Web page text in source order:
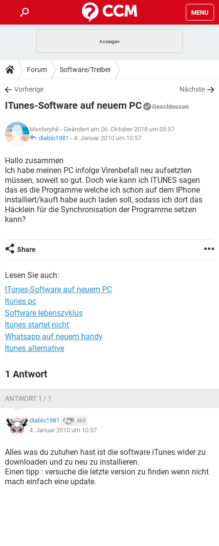
MENU
ANDROID IOS
WINDOWS 10
WHATSAPP TIKTOK
FACEBOOK
TIPPS & TRICKS
SPIELE
WHATSAPP TIKTOK
DOWNLOADS
SPIELE STREAMING
ANDROID
WINDOWS 10 INSTAGRAM
WHATSAPP
FACEBOOK HARDWARE
SPIELE STREAMING
WINDOWS 10
WHATSAPP TIKTOK
FACEBOOK HARDWARE
LEXIKON
SPIELE
ANDROID IOS
WINDOWS 10 INSTAGRAM
WHATSAPP TIKTOK
FACEBOOK
Forum Software/Treiber
Vorherige Nächste
ITunes-Software auf neuem PC Geschlossen
Masterphil - Geändert am 26. Oktober 2018 um 05:57
diablo1981 - 4. Januar 2010 um 10:57
Hallo zusammen
Ich habe meinen PC infolge Virenbefall neu aufsetzten
müssen, soweit so gut. Doch wie kann ich ITUNES sagen
das es die Programme welche ich schon auf dem IPhone
installiert/kauft habe auch laden soll, sodass ich dort das
Häcklein für die Synchronisation der Programme setzen
kann?
Share
Lesen Sie auch:
ITunes-Software auf neuem PC
Itunes pc
Software lebenszyklus
Itunes startet nicht
Whatsapp auf neuem handy
Itunes alternative
1 Antwort
ANTWORT 1 / 1
diablo1981 463
4. Januar 2010 um 10:57
Alles was du zutuhen hast ist die software iTunes wider zu
downloaden und zu neu zu installieren.
Einen tipp : versuche die letzte version zu finden wenn nicht
mach einfach eine update.